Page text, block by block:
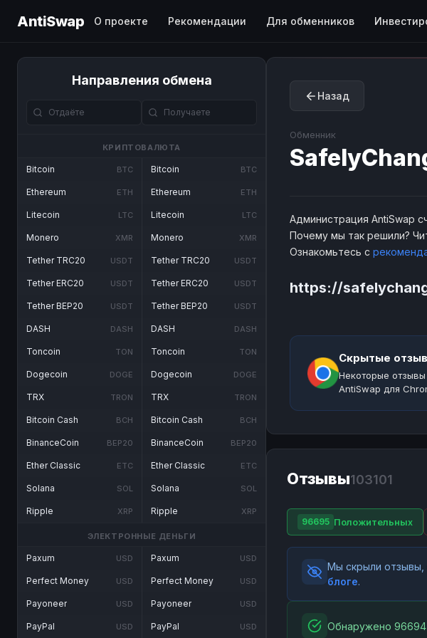
AntiSwap О проекте Рекомендации Для обменников
Направления обмена
КРИПТОВАЛЮТА
Bitcoin BTC
Ethereum ETH
Litecoin LTC
Monero XMR
Tether TRC20 USDT
Tether ERC20 USDT
Tether BEP20 USDT
DASH DASH
Toncoin TON
Dogecoin DOGE
TRX TRON
Bitcoin Cash BCH
BinanceCoin BEP20
Ether Classic ETC
Solana SOL
Ripple XRP
Bitcoin BTC
Ethereum ETH
Litecoin LTC
Monero XMR
Tether TRC20 USDT
Tether ERC20 USDT
Tether BEP20 USDT
DASH DASH
Toncoin TON
Dogecoin DOGE
TRX TRON
Bitcoin Cash BCH
BinanceCoin BEP20
Ether Classic ETC
Solana SOL
Ripple XRP
ЭЛЕКТРОННЫЕ ДЕНЬГИ
Paxum USD
Perfect Money USD
Payoneer USD
PayPal USD
Paxum USD
Perfect Money USD
Payoneer USD
PayPal USD
Назад
Обменник
Администрация AntiSwap
Почему мы так решили?
Ознакомьтесь с
https://
Скрытые
Некоторые
AntiSwap для
Отзывы103101
96695 Положительных
Мы скрыли отзывы,
блоге.
Обнаружено 96694